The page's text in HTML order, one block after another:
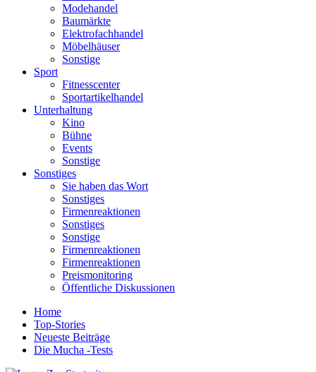
Modehandel
Baumärkte
Elektrofachhandel
Möbelhäuser
Sonstige
Sport
Fitnesscenter
Sportartikelhandel
Unterhaltung
Kino
Bühne
Events
Sonstige
Sonstiges
Sie haben das Wort
Sonstiges
Firmenreaktionen
Sonstiges
Sonstige
Firmenreaktionen
Firmenreaktionen
Preismonitoring
Öffentliche Diskussionen
Home
Top-Stories
Neueste Beiträge
Die Mucha -Tests